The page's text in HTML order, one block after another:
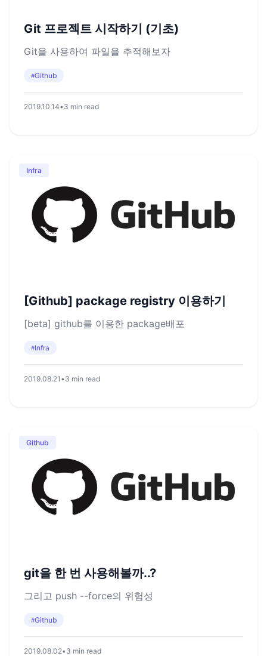
Git 프로젝트 시작하기 (기초)
Git을 사용하여 파일을 추적해보자
#Github
2019.10.14•3 min read
Infra
[Github] package registry 이용하기
[beta] github를 이용한 package배포
#Infra
2019.08.21 •3 min read
Github
git을 한 번 사용해볼까..?
그리고 push --force의 위험성
#Github
2019.08.02•3 min read